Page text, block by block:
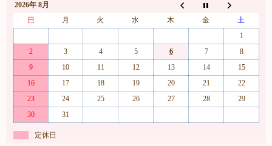
2026年 8月
日
月 火 水 木 金
土
1
2
3 4 5 6 7
8
9
10 11 12 13 14
15
16
17 18 19 20 21
22
23
24 25 26 27 28
29
30
31
定休日